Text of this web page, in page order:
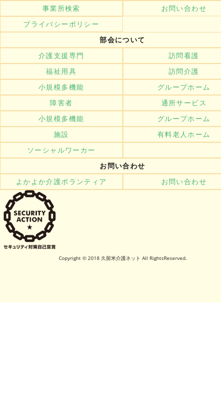
事業所検索
お問い合わせ
プライバシーポリシー
部会について
介護支援専門
訪問看護
福祉用具
訪問介護
小規模多機能
グループホーム
障害者
通所サービス
小規模多機能
グループホーム
施設
有料老人ホーム
ソーシャルワーカー
お問い合わせ
よかよか介護ボランティア
お問い合わせ
Copyright © 2018 久留米介護ネット All RightsReserved.